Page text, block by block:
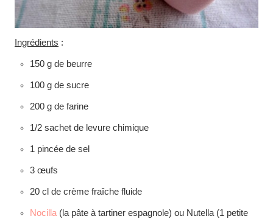
Ingrédients :
150 g de beurre
100 g de sucre
200 g de farine
1/2 sachet de levure chimique
1 pincée de sel
3 œufs
20 cl de crème fraîche fluide
Nocilla (la pâte à tartiner espagnole) ou Nutella (1 petite